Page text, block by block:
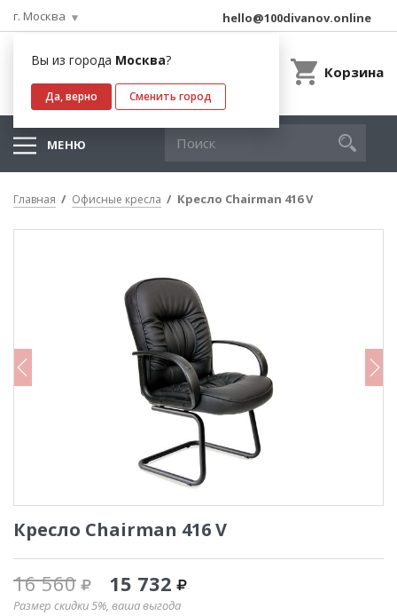
г. Москва
Вы из города Москва?
Да, верно Сменить город
hello@100divanov.online
Корзина
МЕНЮ
Главная Офисные кресла Кресло Chairman 416 V
Кресло Chairman 416 V
16 560 15 732
Размер скидки 5%, ваша выгода